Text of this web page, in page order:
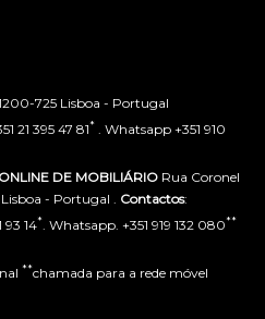
725 Lisboa - Portugal
21 395 47 81* . Whatsapp +351 910
DE MOBILIÁRIO Rua Coronel
- Portugal . Contactos:
93 14* . Whatsapp. +351 919 132 080**
**chamada para a rede móvel